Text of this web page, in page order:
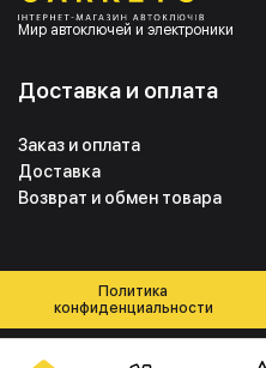
Мир автоключей и электроники
Доставка и оплата
Заказ и оплата
Доставка
Возврат и обмен товара
Политика
конфиденциальности